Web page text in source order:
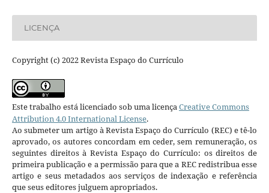
LICENÇA
Copyright (c) 2022 Revista Espaço do Currículo
Este trabalho está licenciado sob uma licençaCreative Commons
Attribution 4.0 International License.
Ao submeter um artigo à Revista Espaço do Currículo (REC) e tê-lo
aprovado, os autores concordam em ceder, sem remuneração, os
seguintes direitos à Revista Espaço do Currículo: os direitos de
primeira publicação e a permissão para que a REC redistribua esse
artigo e seus metadados aos serviços de indexação e referência
que seus editores julguem apropriados.